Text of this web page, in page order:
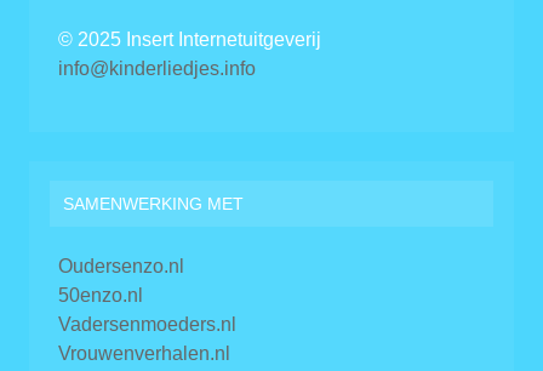
© 2025 Insert Internetuitgeverij
info@kinderliedjes.info
SAMENWERKING MET
Oudersenzo.nl
50enzo.nl
Vadersenmoeders.nl
Vrouwenverhalen.nl